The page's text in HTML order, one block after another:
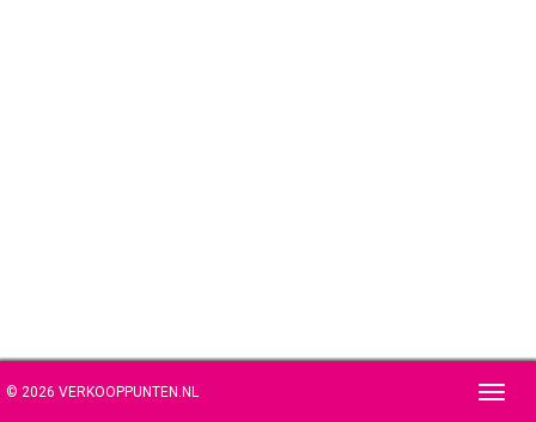
© 2026 VERKOOPPUNTEN.NL